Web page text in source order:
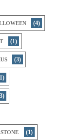
(4)
(1)
(3)
(1)